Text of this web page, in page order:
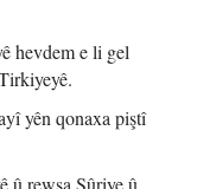
hevdem e li gel
yên qonaxa piştî
û rewşa Sûriye û